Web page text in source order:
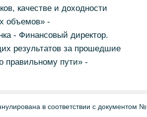
качестве и доходности
объемов» -
- Финансовый директор.
результатов за прошедшие
правильному пути» -
в соответствии с документом №